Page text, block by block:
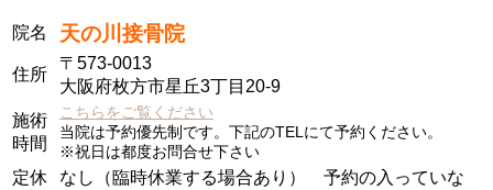
院名 天の川接骨院
住所
〒573-0013
大阪府枚方市星丘3丁目20-9
施術
時間
こちらをご覧ください
当院は予約優先制です。下記のTELにて予約ください。
※祝日は都度お問合せ下さい
定休
なし（臨時休業する場合あり） 予約の入っていな